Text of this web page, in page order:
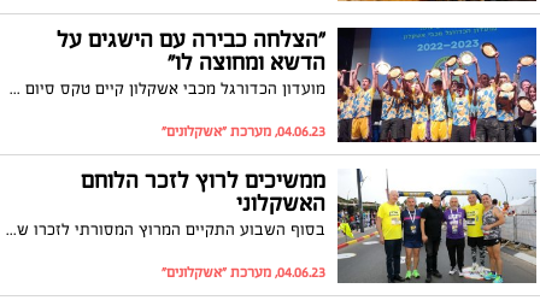
"הצלחה כבירה עם הישגים על
הדשא ומחוצה לו"
מועדון הכדורגל מכבי אשקלון קיים טקס סיום עונה מרשים במרכז הכנסים במכללת אשקלון בנוכחות שר התרבות והספורט מיקי זוהר, ראש העירייה תומר גלאם ולמעלה מ -700 תושבות ותושבים. היו"ר מני יאסו: "מבחינתי זו הגשמת חלום"
04.06.23, מערכת "אשקלונים"
ממשיכים לרוץ לזכר הלוחם
האשקלוני
בסוף השבוע התקיים המרוץ המסורתי לזכרו של סמ"ר נתנאל מושיאשוילי ז"ל מאשקלון בו השתתפו בכירי הטוטו וראש העירייה תומר גלאם שהבטיח: "זכרו של נתנאל היקר ימשיך לחיות בקרבנו". בשל השרב לא התקיים מרוץ עממי, אלא רק מרוץ תחרותי
04.06.23, מערכת "אשקלונים"